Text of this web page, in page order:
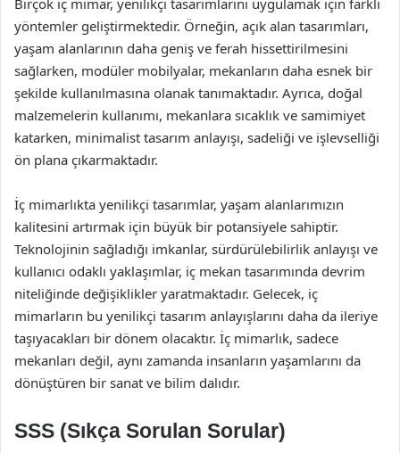
Birçok iç mimar, yenilikçi tasarımlarını uygulamak için farklı
yöntemler geliştirmektedir. Örneğin, açık alan tasarımları,
yaşam alanlarının daha geniş ve ferah hissettirilmesini
sağlarken, modüler mobilyalar, mekanların daha esnek bir
şekilde kullanılmasına olanak tanımaktadır. Ayrıca, doğal
malzemelerin kullanımı, mekanlara sıcaklık ve samimiyet
katarken, minimalist tasarım anlayışı, sadeliği ve işlevselliği
ön plana çıkarmaktadır.
İç mimarlıkta yenilikçi tasarımlar, yaşam alanlarımızın
kalitesini artırmak için büyük bir potansiyele sahiptir.
Teknolojinin sağladığı imkanlar, sürdürülebilirlik anlayışı ve
kullanıcı odaklı yaklaşımlar, iç mekan tasarımında devrim
niteliğinde değişiklikler yaratmaktadır. Gelecek, iç
mimarların bu yenilikçi tasarım anlayışlarını daha da ileriye
taşıyacakları bir dönem olacaktır. İç mimarlık, sadece
mekanları değil, aynı zamanda insanların yaşamlarını da
dönüştüren bir sanat ve bilim dalıdır.
SSS (Sıkça Sorulan Sorular)